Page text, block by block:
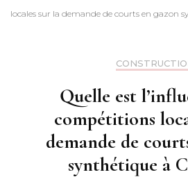
locales sur la demande de courts en gazon
Quelle est
compétitions
demande de
synthétique à